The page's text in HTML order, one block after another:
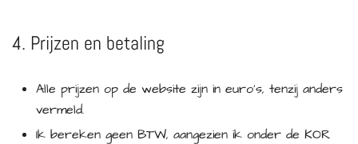
4. Prijzen en betaling
Alle prijzen op de website zijn in euro’s, tenzij anders
vermeld.
Ik bereken geen BTW, aangezien ik onder de KOR